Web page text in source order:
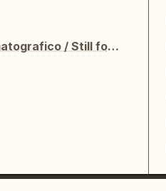
Fermo immagine cinematografico / Still fotografico